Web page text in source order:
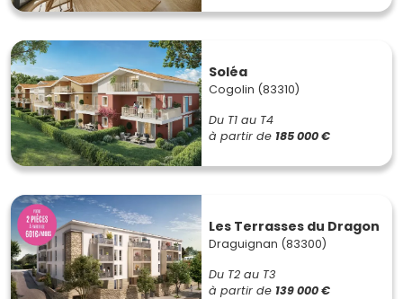
Soléa
Cogolin (83310)
Du T1 au T4
à partir de 185 000 €
Les Terrasses du Dragon
Draguignan (83300)
Du T2 au T3
à partir de 139 000 €